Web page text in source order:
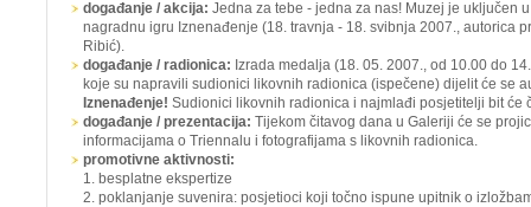
događanje / akcija: Jedna za tebe - jedna za nas! Muzej je uključen
nagradnu igru Iznenađenje (18. travnja - 18. svibnja 2007., autorica
Ribić).
događanje / radionica: Izrada medalja (18. 05. 2007., od 10.00 do
koje su napravili sudionici likovnih radionica (ispečene) dijelit će se
Iznenađenje! Sudionici likovnih radionica i najmlađi posjetitelji bit će
događanje / prezentacija: Tijekom čitavog dana u Galeriji će se
informacijama o Triennalu i fotografijama s likovnih radionica.
promotivne aktivnosti:
1. besplatne ekspertize
2. poklanjanje suvenira: posjetioci koji točno ispune upitnik o